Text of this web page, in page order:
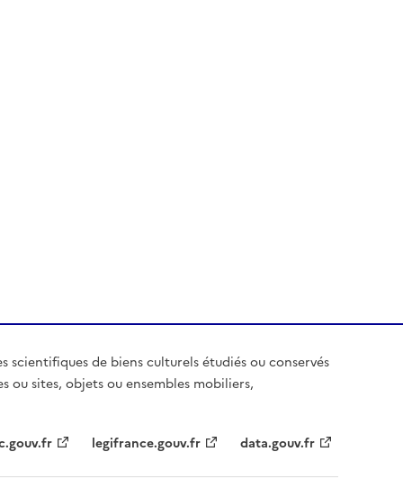
scientifiques de biens culturels étudiés ou conservés
ou sites, objets ou ensembles mobiliers,
legifrance.gouv.fr data.gouv.fr